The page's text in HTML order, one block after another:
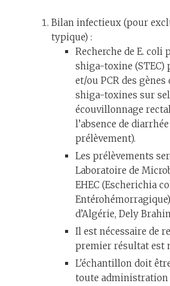
Bilan infectieux (pour
typique) :
Recherche de E. coli
shiga-toxine (STEC)
et/ou PCR des
shiga-toxines sur
écouvillonnage
l’absence de
prélèvement).
Les prélèvements
Laboratoire de
EHEC (Escherichia
d’Algérie, Dely
Il est nécessaire de
premier résultat est
L'échantillon doit
toute